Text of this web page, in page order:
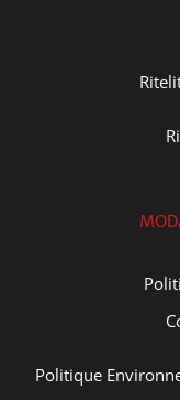
Politique